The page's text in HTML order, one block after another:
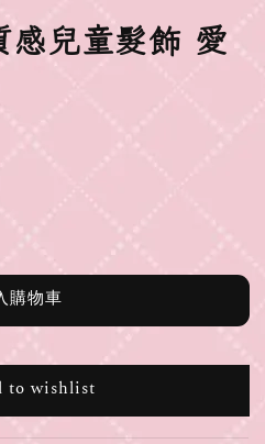
感兒童髮飾 愛
購物車
to wishlist